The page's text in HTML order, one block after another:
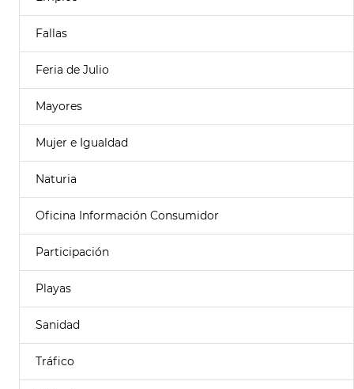
Fallas
Feria de Julio
Mayores
Mujer e Igualdad
Naturia
Oficina Información Consumidor
Participación
Playas
Sanidad
Tráfico